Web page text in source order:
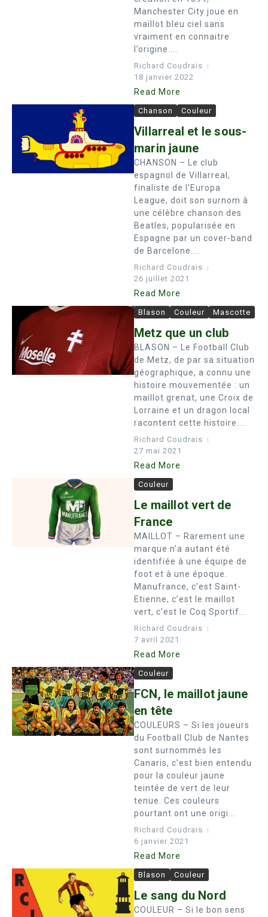
Manchester City joue en
maillot bleu ciel sans
vraiment en connaitre
l’origine....
Richard Coudrais
18 janvier 2022
Read More
Chanson Couleur
Villarreal et le sous-
marin jaune
CHANSON – Le club
espagnol de Villarreal,
finaliste de l’Europa
League, doit son surnom à
une célèbre chanson des
Beatles, popularisée en
Espagne par un cover-band
de Barcelone....
Richard Coudrais
26 juillet 2021
Read More
Blason Couleur Mascotte
Metz que un club
BLASON – Le Football Club
de Metz, de par sa situation
géographique, a connu une
histoire mouvementée : un
maillot grenat, une Croix de
Lorraine et un dragon local
racontent cette histoire....
Richard Coudrais
27 mai 2021
Read More
Couleur
Le maillot vert de
France
MAILLOT – Rarement une
marque n’a autant été
identifiée à une équipe de
foot et à une époque.
Manufrance, c’est Saint-
Etienne, c’est le maillot
vert, c’est le Coq Sportif...
Richard Coudrais
7 avril 2021
Read More
Couleur
FCN, le maillot jaune
en tête
COULEURS – Si les joueurs
du Football Club de Nantes
sont surnommés les
Canaris, c’est bien entendu
pour la couleur jaune
teintée de vert de leur
tenue. Ces couleurs
pourtant ont une origi...
Richard Coudrais
6 janvier 2021
Read More
Blason Couleur
Le sang du Nord
COULEUR – Si le bon sens